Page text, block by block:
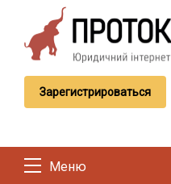
Зарегистрироваться
Меню